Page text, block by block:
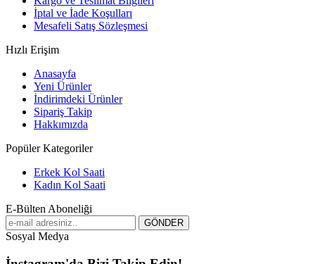
İptal ve İade Koşulları
Mesafeli Satış Sözleşmesi
Hızlı Erişim
Anasayfa
Yeni Ürünler
İndirimdeki Ürünler
Sipariş Takip
Hakkımızda
Popüler Kategoriler
Erkek Kol Saati
Kadın Kol Saati
E-Bülten Aboneliği
Sosyal Medya